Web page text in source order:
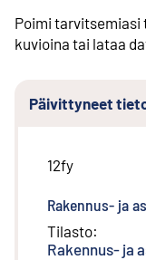
Poimi
kuvioina tai lataa
Päivittyneet
12fy
Rakennus- ja
Tilasto:
Rakennus- ja